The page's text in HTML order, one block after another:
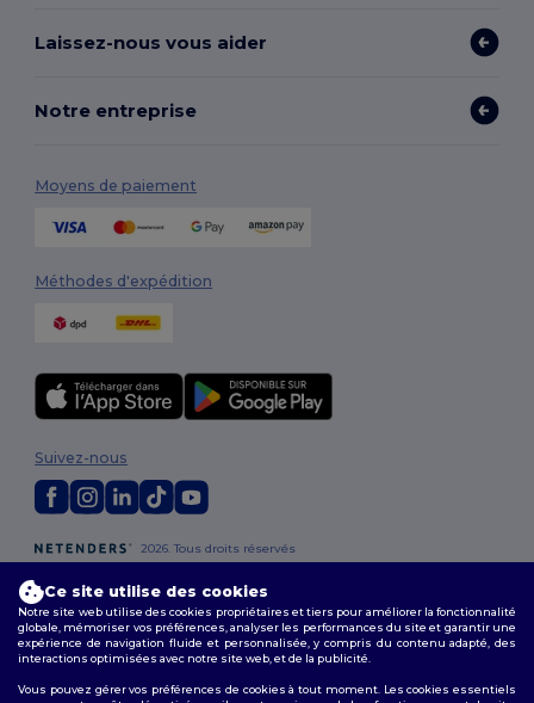
Laissez-nous vous aider
Notre entreprise
Moyens de paiement
Méthodes d'expédition
2026. Tous droits réservés
Confidentialité|Politique de Cookies|
Suivez-nous
Ce site utilise des cookies
Notre site web utilise des cookies propriétaires et tiers pour améliorer la fonctionnalité
globale, mémoriser vos préférences, analyser les performances du site et garantir une
expérience de navigation fluide et personnalisée, y compris du contenu adapté, des
interactions optimisées avec notre site web, et de la publicité.
Vous pouvez gérer vos préférences de cookies à tout moment. Les cookies essentiels